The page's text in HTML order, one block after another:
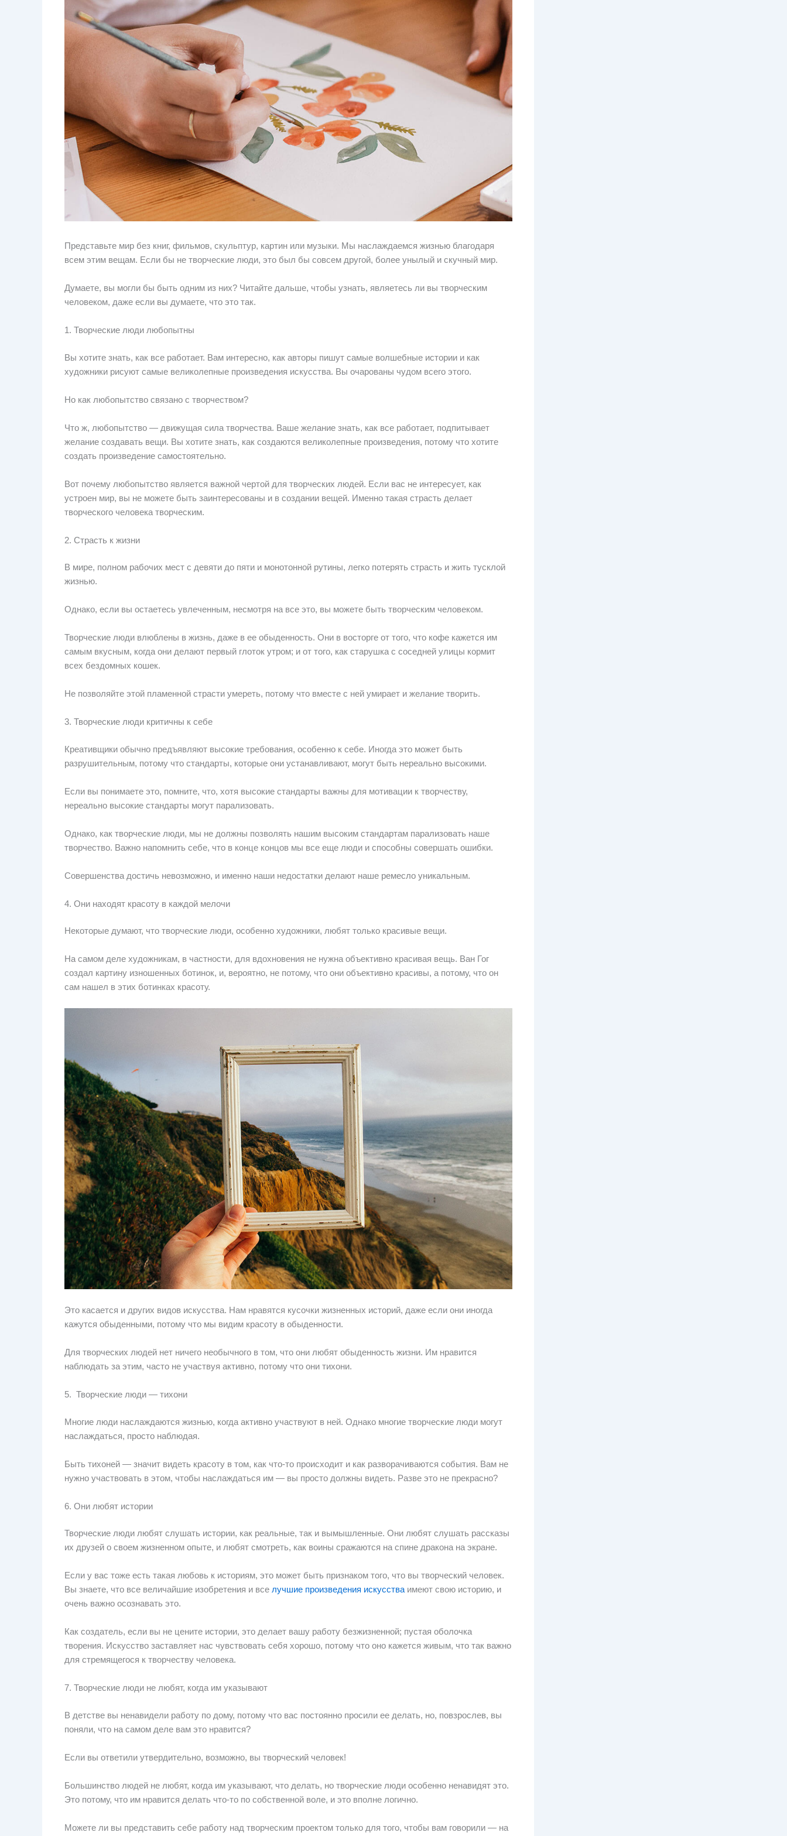
Представьте мир без книг, фильмов, скульптур, картин или музыки. Мы наслаждаемся жизнью благодаря
всем этим вещам. Если бы не творческие люди, это был бы совсем другой, более унылый и скучный мир.
Думаете, вы могли бы быть одним из них? Читайте дальше, чтобы узнать, являетесь ли вы творческим
человеком, даже если вы думаете, что это так.
1. Творческие люди любопытны
Вы хотите знать, как все работает. Вам интересно, как авторы пишут самые волшебные истории и как
художники рисуют самые великолепные произведения искусства. Вы очарованы чудом всего этого.
Но как любопытство связано с творчеством?
Что ж, любопытство — движущая сила творчества. Ваше желание знать, как все работает, подпитывает
желание создавать вещи. Вы хотите знать, как создаются великолепные произведения, потому что хотите
создать произведение самостоятельно.
Вот почему любопытство является важной чертой для творческих людей. Если вас не интересует, как
устроен мир, вы не можете быть заинтересованы и в создании вещей. Именно такая страсть делает
творческого человека творческим.
2. Страсть к жизни
В мире, полном рабочих мест с девяти до пяти и монотонной рутины, легко потерять страсть и жить тусклой
жизнью.
Однако, если вы остаетесь увлеченным, несмотря на все это, вы можете быть творческим человеком.
Творческие люди влюблены в жизнь, даже в ее обыденность. Они в восторге от того, что кофе кажется им
самым вкусным, когда они делают первый глоток утром; и от того, как старушка с соседней улицы кормит
всех бездомных кошек.
Не позволяйте этой пламенной страсти умереть, потому что вместе с ней умирает и желание творить.
3. Творческие люди критичны к себе
Креативщики обычно предъявляют высокие требования, особенно к себе. Иногда это может быть
разрушительным, потому что стандарты, которые они устанавливают, могут быть нереально высокими.
Если вы понимаете это, помните, что, хотя высокие стандарты важны для мотивации к творчеству,
нереально высокие стандарты могут парализовать.
Однако, как творческие люди, мы не должны позволять нашим высоким стандартам парализовать наше
творчество. Важно напомнить себе, что в конце концов мы все еще люди и способны совершать ошибки.
Совершенства достичь невозможно, и именно наши недостатки делают наше ремесло уникальным.
4. Они находят красоту в каждой мелочи
Некоторые думают, что творческие люди, особенно художники, любят только красивые вещи.
На самом деле художникам, в частности, для вдохновения не нужна объективно красивая вещь. Ван Гог
создал картину изношенных ботинок, и, вероятно, не потому, что они объективно красивы, а потому, что он
сам нашел в этих ботинках красоту.
Это касается и других видов искусства. Нам нравятся кусочки жизненных историй, даже если они иногда
кажутся обыденными, потому что мы видим красоту в обыденности.
Для творческих людей нет ничего необычного в том, что они любят обыденность жизни. Им нравится
наблюдать за этим, часто не участвуя активно, потому что они тихони.
5. Творческие люди — тихони
Многие люди наслаждаются жизнью, когда активно участвуют в ней. Однако многие творческие люди могут
наслаждаться, просто наблюдая.
Быть тихоней — значит видеть красоту в том, как что-то происходит и как разворачиваются события. Вам не
нужно участвовать в этом, чтобы наслаждаться им — вы просто должны видеть. Разве это не прекрасно?
6. Они любят истории
Творческие люди любят слушать истории, как реальные, так и вымышленные. Они любят слушать рассказы
их друзей о своем жизненном опыте, и любят смотреть, как воины сражаются на спине дракона на экране.
Если у вас тоже есть такая любовь к историям, это может быть признаком того, что вы творческий человек.
Вы знаете, что все величайшие изобретения и все лучшие произведения искусстваимеют свою историю, и
очень важно осознавать это.
Как создатель, если вы не цените истории, это делает вашу работу безжизненной; пустая оболочка
творения. Искусство заставляет нас чувствовать себя хорошо, потому что оно кажется живым, что так важно
для стремящегося к творчеству человека.
7. Творческие люди не любят, когда им указывают
В детстве вы ненавидели работу по дому, потому что вас постоянно просили ее делать, но, повзрослев, вы
поняли, что на самом деле вам это нравится?
Если вы ответили утвердительно, возможно, вы творческий человек!
Большинство людей не любят, когда им указывают, что делать, но творческие люди особенно ненавидят это.
Это потому, что им нравится делать что-то по собственной воле, и это вполне логично.
Можете ли вы представить себе работу над творческим проектом только для того, чтобы вам говорили — на